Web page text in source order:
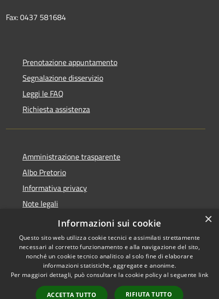
Fax: 0437 581684
Prenotazione appuntamento
Segnalazione disservizio
Leggi le FAQ
Richiesta assistenza
Amministrazione trasparente
Albo Pretorio
Informativa privacy
Note legali
Dichiarazione di accessibilità
Accessibilità
Copyright © 2026 • Comune di
Vallada Agordina • Powered by
Municipium•
Accesso
×
Informazioni sui cookie
Questo sito web utilizza cookie tecnici e assimilati strettamente
necessari al corretto funzionamento e alla navigazione del sito,
nonché un cookie tecnico analitico al solo fine di elaborare
informazioni statistiche, aggregate e anonime.
Per maggiori dettagli, può consultare la cookie policy al seguente link
ACCETTA TUTTO RIFIUTA TUTTO